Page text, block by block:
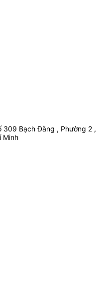
309 Bạch Đằng , Phường 2 ,
Minh